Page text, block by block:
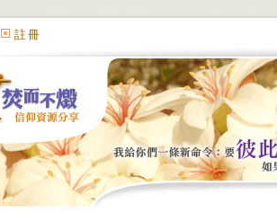
註冊